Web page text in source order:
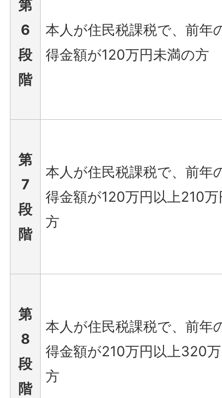
第
6
段
階
本人が住民税課税で、前年
得金額が120万円未満の方
第
7
段
階
本人が住民税課税で、前年
得金額が120万円以上210
方
第
8
段
階
本人が住民税課税で、前年
得金額が210万円以上320
方